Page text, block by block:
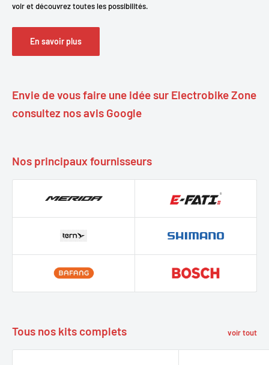
voir et découvrez toutes les possibilités.
En savoir plus
Envie de vous faire une idée sur Electrobike Zone
consultez nos avis Google
Nos principaux fournisseurs
Tous nos kits complets voir tout